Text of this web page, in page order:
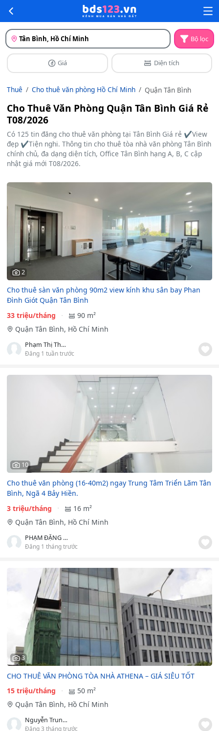
Tân Bình, Hồ Chí Minh Bộ lọc
Giá Diện tích
Thuê Cho thuê văn phòng Hồ Chí Minh Quận Tân Bình
Cho Thuê Văn Phòng Quận Tân Bình Giá Rẻ
T08/2026
Có 125 tin đăng cho thuê văn phòng tại Tân Bình Giá rẻ ✔️View
đẹp ✔️Tiện nghi. Thông tin cho thuê tòa nhà văn phòng Tân Bình
chính chủ, đa dạng diện tích, Office Tân Bình hạng A, B, C cập
nhật giá mới T08/2026.
2
Cho thuê sàn văn phòng 90m2 view kính khu sân bay Phan
Đình Giót Quận Tân Bình
33 triệu/tháng
90 m²
Quận Tân Bình, Hồ Chí Minh
Phạm Thị Thùy Nhiên
Đăng 1 tuần trước
10
Cho thuê văn phòng (16-40m2) ngay Trung Tâm Triển Lãm Tân
Bình, Ngã 4 Bảy Hiền.
3 triệu/tháng
16 m²
Quận Tân Bình, Hồ Chí Minh
PHẠM ĐẶNG ĐẮC TRUNG
Đăng 1 tháng trước
3
CHO THUÊ VĂN PHÒNG TÒA NHÀ ATHENA – GIÁ SIÊU TỐT
15 triệu/tháng
50 m²
Quận Tân Bình, Hồ Chí Minh
Nguyễn Trung Anh
Đăng 3 tháng trước